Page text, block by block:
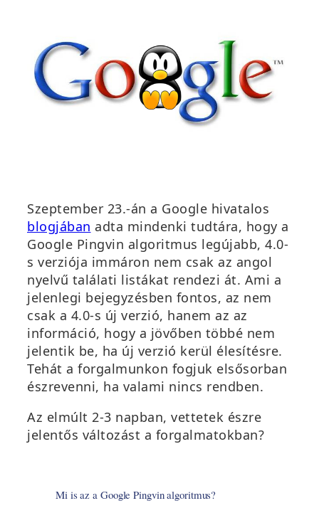
Szeptember 23.-án a Google hivatalos
blogjában adta mindenki tudtára, hogy a
Google Pingvin algoritmus legújabb, 4.0-
s verziója immáron nem csak az angol
nyelvű találati listákat rendezi át. Ami a
jelenlegi bejegyzésben fontos, az nem
csak a 4.0-s új verzió, hanem az az
információ, hogy a jövőben többé nem
jelentik be, ha új verzió kerül élesítésre.
Tehát a forgalmunkon fogjuk elsősorban
észrevenni, ha valami nincs rendben.
Az elmúlt 2-3 napban, vettetek észre
jelentős változást a forgalmatokban?
Mi is az a Google Pingvin algoritmus?